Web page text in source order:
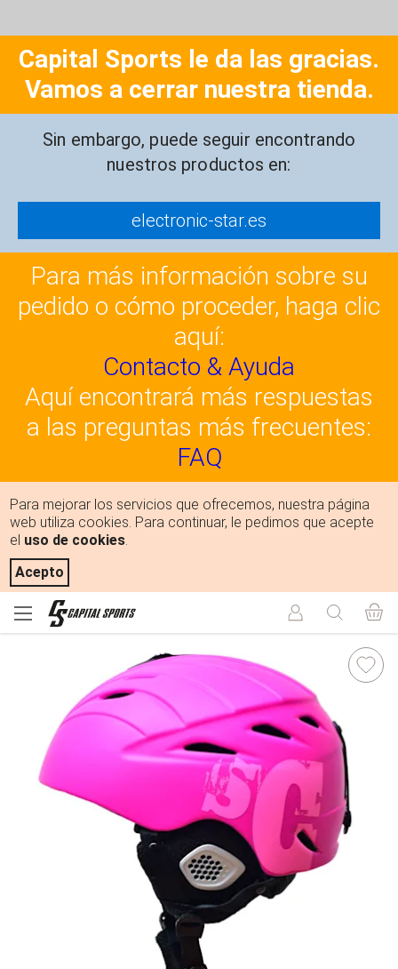
Capital Sports le da las gracias.
Vamos a cerrar nuestra tienda.
Sin embargo, puede seguir encontrando
nuestros productos en:
electronic-star.es
Para más información sobre su
pedido o cómo proceder, haga clic
aquí:
Contacto & Ayuda
Aquí encontrará más respuestas
a las preguntas más frecuentes:
FAQ
Para mejorar los servicios que ofrecemos, nuestra página
web utiliza cookies. Para continuar, le pedimos que acepte
el uso de cookies.
Acepto